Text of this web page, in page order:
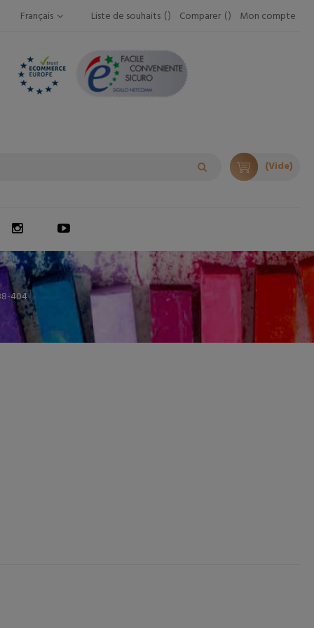
Liste de souhaits Comparer Mon compte
Français
(Vide)
404